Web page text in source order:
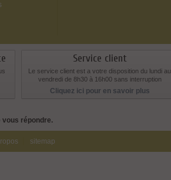
Service client
Le service client est a votre disposition du lundi au
vendredi de 8h30 à 16h00 sans interruption
Cliquez ici pour en savoir plus
vous répondre.
sitemap